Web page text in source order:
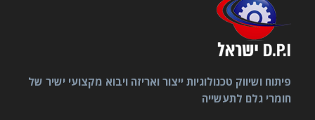
פיתוח ושיווק טכנולוגיות ייצור ואריזה ויבוא מקצועי ישיר של
חומרי גלם לתעשייה